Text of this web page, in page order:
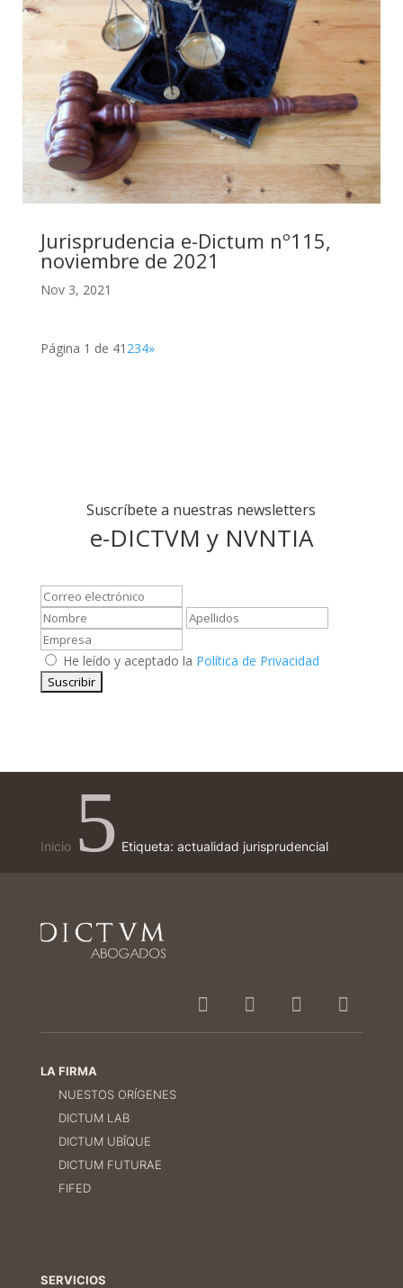
Jurisprudencia e-Dictum nº115,
noviembre de 2021
Nov 3, 2021
Página 1 de 41 234»
Suscríbete a nuestras newsletters
e-DICTVM y NVNTIA
He leído y aceptado la Política de Privacidad
Inicio 5 Etiqueta: actualidad jurisprudencial
LA FIRMA
NUESTOS ORÍGENES
DICTUM LAB
DICTUM UBĪQUE
DICTUM FUTURAE
FIFED
SERVICIOS